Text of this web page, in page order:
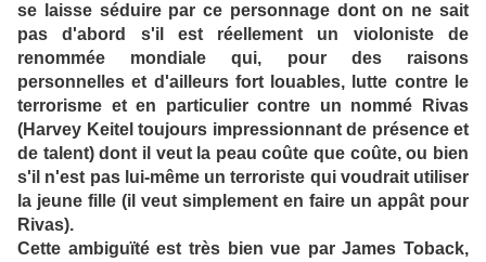
se laisse séduire par ce personnage dont on ne sait
pas d'abord s'il est réellement un violoniste de
renommée mondiale qui, pour des raisons
personnelles et d'ailleurs fort louables, lutte contre le
terrorisme et en particulier contre un nommé Rivas
(Harvey Keitel toujours impressionnant de présence et
de talent) dont il veut la peau coûte que coûte, ou bien
s'il n'est pas lui-même un terroriste qui voudrait utiliser
la jeune fille (il veut simplement en faire un appât pour
Rivas).
Cette ambiguïté est très bien vue par James Toback,